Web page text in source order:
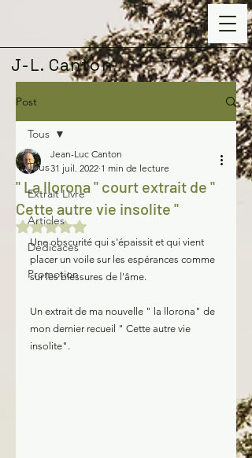
J-L. Canton
Post
Tous
Extrait Livre
Articles
Dédicaces
Promotion
Tous
" La llorona " court extrait de "
Cette autre vie insolite "
Jean-Luc Canton
31 juil. 2022 1 min de lecture
Noté NaN étoiles sur 5.
Une obscurité qui s'épaissit et qui vient
placer un voile sur les espérances comme
sur les blessures de l'âme.
Un extrait de ma nouvelle " la llorona" de
mon dernier recueil " Cette autre vie
insolite".